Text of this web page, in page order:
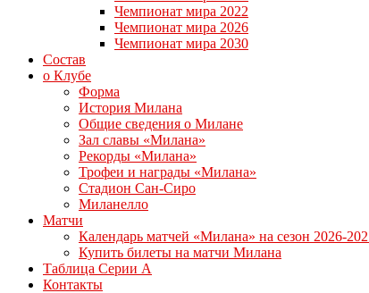
Чемпионат мира 2022
Чемпионат мира 2026
Чемпионат мира 2030
Состав
о Клубе
Форма
История Милана
Общие сведения о Милане
Зал славы «Милана»
Рекорды «Милана»
Трофеи и награды «Милана»
Стадион Сан-Сиро
Миланелло
Матчи
Календарь матчей «Милана» на сезон 2026-
Купить билеты на матчи Милана
Таблица Серии А
Контакты